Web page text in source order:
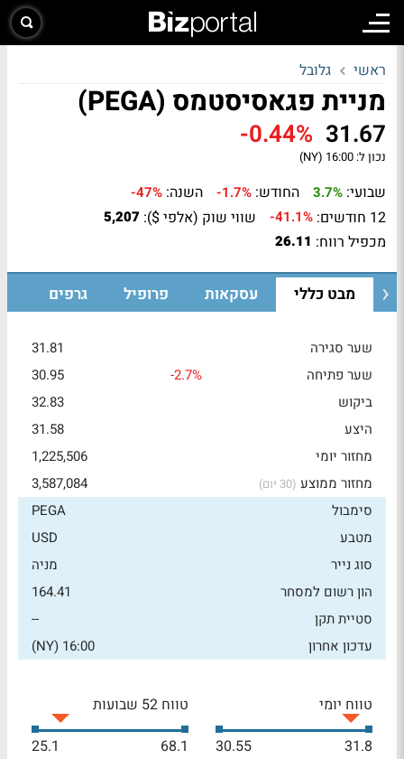
ראשי גלובל
מניית פגאסיסטמס (PEGA)
31.67
-0.44%
נכון ל: 16:00 (NY)
שבועי: 3.7% החודש: -1.7% השנה: -47%
12 חודשים: -41.1% שווי שוק (אלפי $): 5,207
מכפיל רווח: 26.11
מבט כללי עסקאות פרופיל גרפים
שער סגירה
31.81
שער פתיחה
-2.7%
30.95
ביקוש
32.83
היצע
31.58
מחזור יומי
1,225,506
מחזור ממוצע (30 יום)
3,587,084
סימבול
PEGA
מטבע
USD
סוג נייר
מניה
הון רשום למסחר
164.41
סטיית תקן
--
עדכון אחרון
16:00 (NY)
טווח יומי
31.8
30.55
טווח 52 שבועות
68.1
25.1